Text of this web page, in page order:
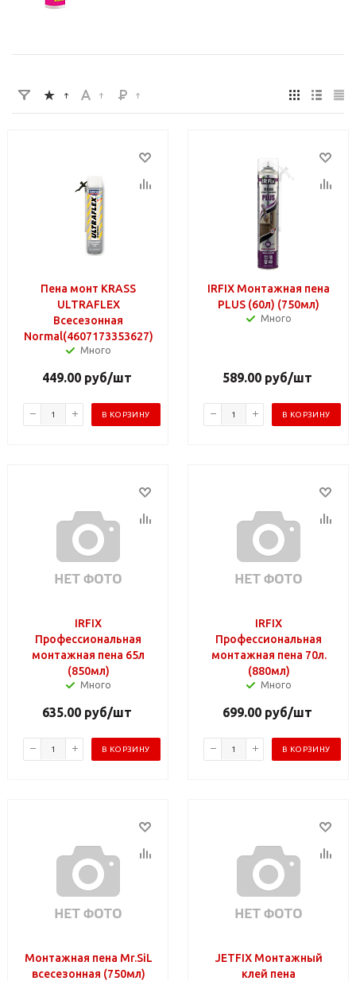
Пена монт KRASS
ULTRAFLEX
Всесезонная
Normal(4607173353627)
Много
449.00руб/шт
В КОРЗИНУ
IRFIX Монтажная пена
PLUS (60л) (750мл)
Много
589.00руб/шт
В КОРЗИНУ
IRFIX
Профессиональная
монтажная пена 65л
(850мл)
Много
635.00руб/шт
В КОРЗИНУ
IRFIX
Профессиональная
монтажная пена 70л.
(880мл)
Много
699.00руб/шт
В КОРЗИНУ
Монтажная пена Mr.SiL
всесезонная (750мл)
JETFIX Монтажный
клей пена